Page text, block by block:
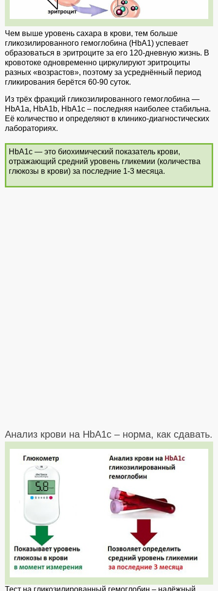
Чем выше уровень сахара в крови, тем больше
гликозилированного гемоглобина (HbА1) успевает
образоваться в эритроците за его 120-дневную жизнь. В
кровотоке одновременно циркулируют эритроциты
разных «возрастов», поэтому за усреднённый период
гликирования берётся 60-90 суток.
Из трёх фракций гликозилированного гемоглобина —
HbА1а, HbА1b, HbА1с – последняя наиболее стабильна.
Её количество и определяют в клинико-диагностических
лабораториях.
HbА1с — это биохимический показатель крови,
отражающий средний уровень гликемии (количества
глюкозы в крови) за последние 1-3 месяца.
Анализ крови на HbА1c – норма, как сдавать.
Тест на гликозилированный гемоглобин – надёжный